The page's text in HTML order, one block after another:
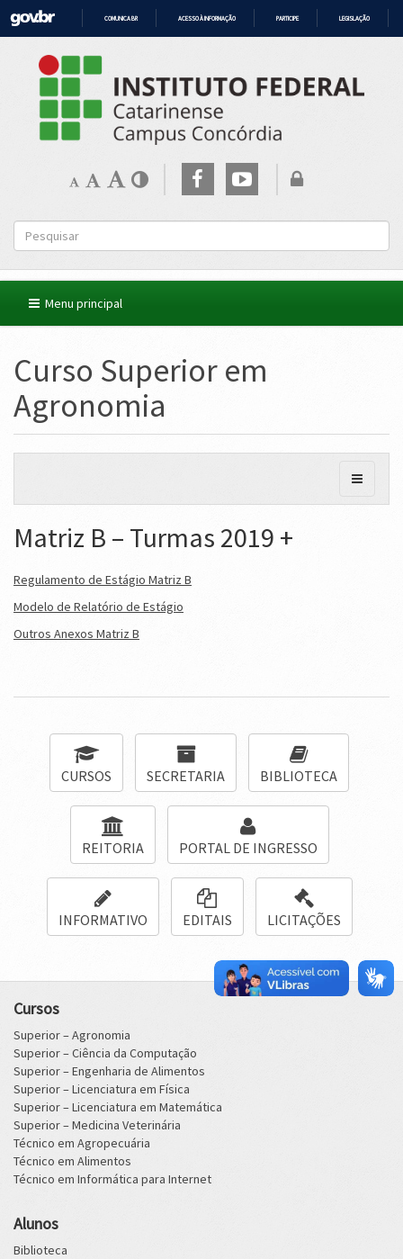
CONTEÚDO
COMUNICA BR ACESSO À INFORMAÇÃO PARTICIPE LEGISLAÇÃO
Menu principal
Curso Superior em
Agronomia
Matriz B – Turmas 2019 +
Regulamento de Estágio Matriz B
Modelo de Relatório de Estágio
Outros Anexos Matriz B
CURSOS SECRETARIA BIBLIOTECA
REITORIA PORTAL DE INGRESSO
INFORMATIVO EDITAIS LICITAÇÕES
Cursos
Superior – Agronomia
Superior – Ciência da Computação
Superior – Engenharia de Alimentos
Superior – Licenciatura em Física
Superior – Licenciatura em Matemática
Superior – Medicina Veterinária
Técnico em Agropecuária
Técnico em Alimentos
Técnico em Informática para Internet
Alunos
Biblioteca